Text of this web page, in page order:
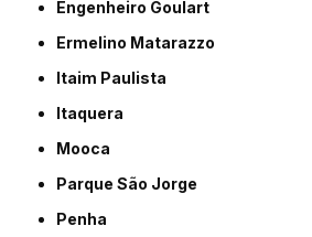
Engenheiro Goulart
Ermelino Matarazzo
Itaim Paulista
Itaquera
Mooca
Parque São Jorge
Penha